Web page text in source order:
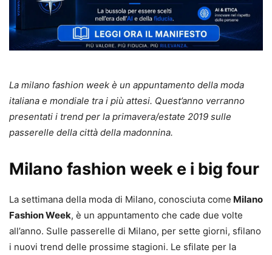
La milano fashion week è un appuntamento della moda
italiana e mondiale tra i più attesi. Quest’anno verranno
presentati i trend per la primavera/estate 2019 sulle
passerelle della città della madonnina.
Milano fashion week e i big four
La settimana della moda di Milano, conosciuta come Milano
Fashion Week, è un appuntamento che cade due volte
all’anno. Sulle passerelle di Milano, per sette giorni, sfilano
i nuovi trend delle prossime stagioni. Le sfilate per la